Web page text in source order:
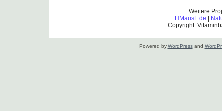
Weitere
HMausL.de
Copyright:
Powered by WordPressand